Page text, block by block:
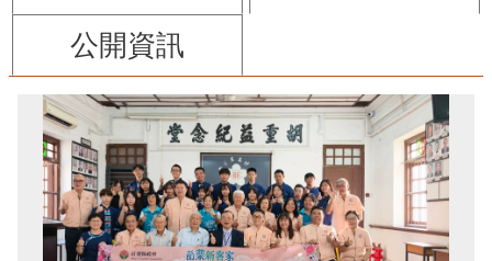
公開資訊